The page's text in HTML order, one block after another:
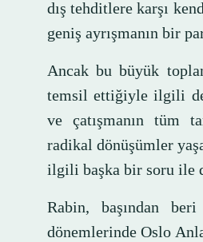
dış tehditlere karşı
geniş ayrışmanın bir
Ancak bu büyük
temsil ettiğiyle ilgili
ve çatışmanın tüm
radikal dönüşümler
ilgili başka bir soru ile
Rabin, başından
dönemlerinde Oslo